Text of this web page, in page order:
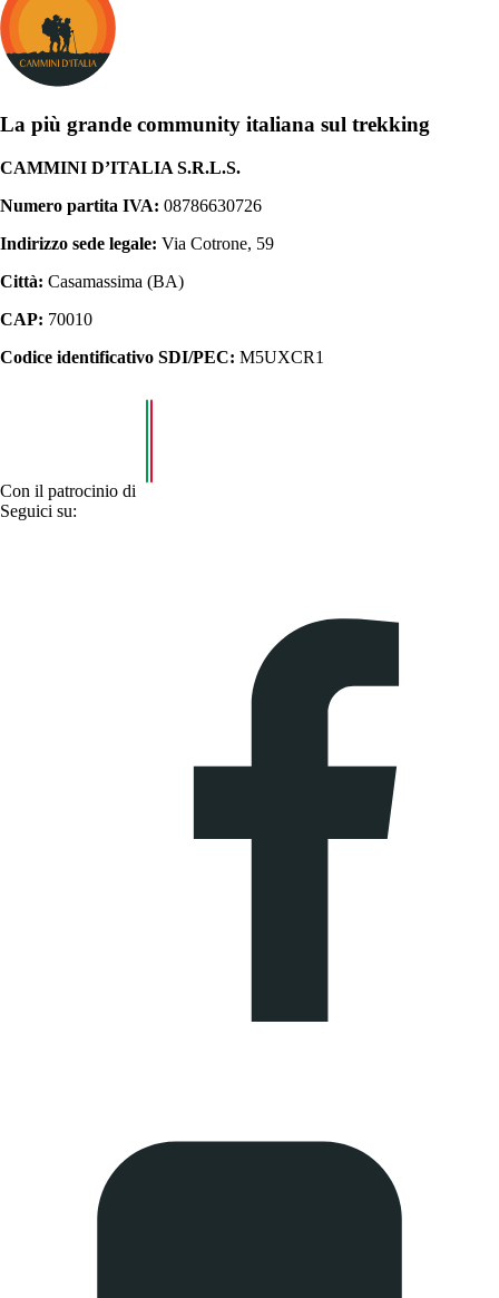
La più grande community italiana sul trekking
CAMMINI D’ITALIA S.R.L.S.
Numero partita IVA: 08786630726
Indirizzo sede legale: Via Cotrone, 59
Città: Casamassima (BA)
CAP: 70010
Codice identificativo SDI/PEC: M5UXCR1
Con il patrocinio di
Seguici su: